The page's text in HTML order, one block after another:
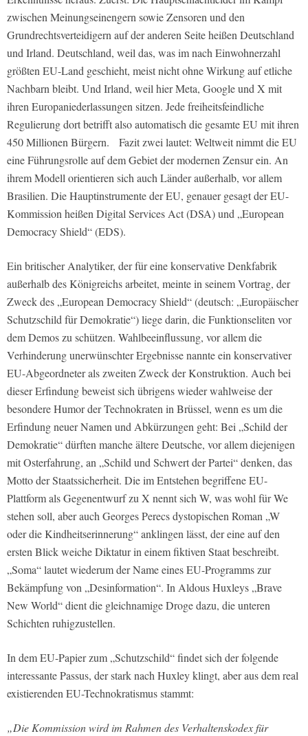
zwischen Meinungseinengern sowie Zensoren und den
Grundrechtsverteidigern auf der anderen Seite heißen Deutschland
und Irland. Deutschland, weil das, was im nach Einwohnerzahl
größten EU-Land geschieht, meist nicht ohne Wirkung auf etliche
Nachbarn bleibt. Und Irland, weil hier Meta, Google und X mit
ihren Europaniederlassungen sitzen. Jede freiheitsfeindliche
Regulierung dort betrifft also automatisch die gesamte EU mit ihren
450 Millionen Bürgern. Fazit zwei lautet: Weltweit nimmt die EU
eine Führungsrolle auf dem Gebiet der modernen Zensur ein. An
ihrem Modell orientieren sich auch Länder außerhalb, vor allem
Brasilien. Die Hauptinstrumente der EU, genauer gesagt der EU-
Kommission heißen Digital Services Act (DSA) und „European
Democracy Shield“ (EDS).
Ein britischer Analytiker, der für eine konservative Denkfabrik
außerhalb des Königreichs arbeitet, meinte in seinem Vortrag, der
Zweck des „European Democracy Shield“ (deutsch: „Europäischer
Schutzschild für Demokratie“) liege darin, die Funktionseliten vor
dem Demos zu schützen. Wahlbeeinflussung, vor allem die
Verhinderung unerwünschter Ergebnisse nannte ein konservativer
EU-Abgeordneter als zweiten Zweck der Konstruktion. Auch bei
dieser Erfindung beweist sich übrigens wieder wahlweise der
besondere Humor der Technokraten in Brüssel, wenn es um die
Erfindung neuer Namen und Abkürzungen geht: Bei „Schild der
Demokratie“ dürften manche ältere Deutsche, vor allem diejenigen
mit Osterfahrung, an „Schild und Schwert der Partei“ denken, das
Motto der Staatssicherheit. Die im Entstehen begriffene EU-
Plattform als Gegenentwurf zu X nennt sich W, was wohl für We
stehen soll, aber auch Georges Perecs dystopischen Roman „W
oder die Kindheitserinnerung“ anklingen lässt, der eine auf den
ersten Blick weiche Diktatur in einem fiktiven Staat beschreibt.
„Soma“ lautet wiederum der Name eines EU-Programms zur
Bekämpfung von „Desinformation“. In Aldous Huxleys „Brave
New World“ dient die gleichnamige Droge dazu, die unteren
Schichten ruhigzustellen.
In dem EU-Papier zum „Schutzschild“ findet sich der folgende
interessante Passus, der stark nach Huxley klingt, aber aus dem real
existierenden EU-Technokratismus stammt:
„Die Kommission wird im Rahmen des Verhaltenskodex für